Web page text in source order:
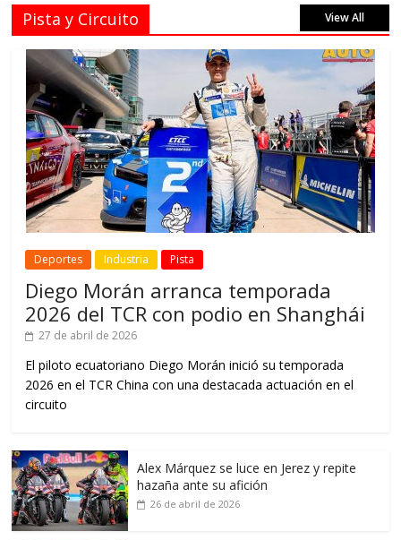
Pista y Circuito View All
Deportes Industria Pista
Diego Morán arranca temporada
2026 del TCR con podio en Shanghái
27 de abril de 2026
El piloto ecuatoriano Diego Morán inició su temporada
2026 en el TCR China con una destacada actuación en el
circuito
Alex Márquez se luce en Jerez y repite
hazaña ante su afición
26 de abril de 2026